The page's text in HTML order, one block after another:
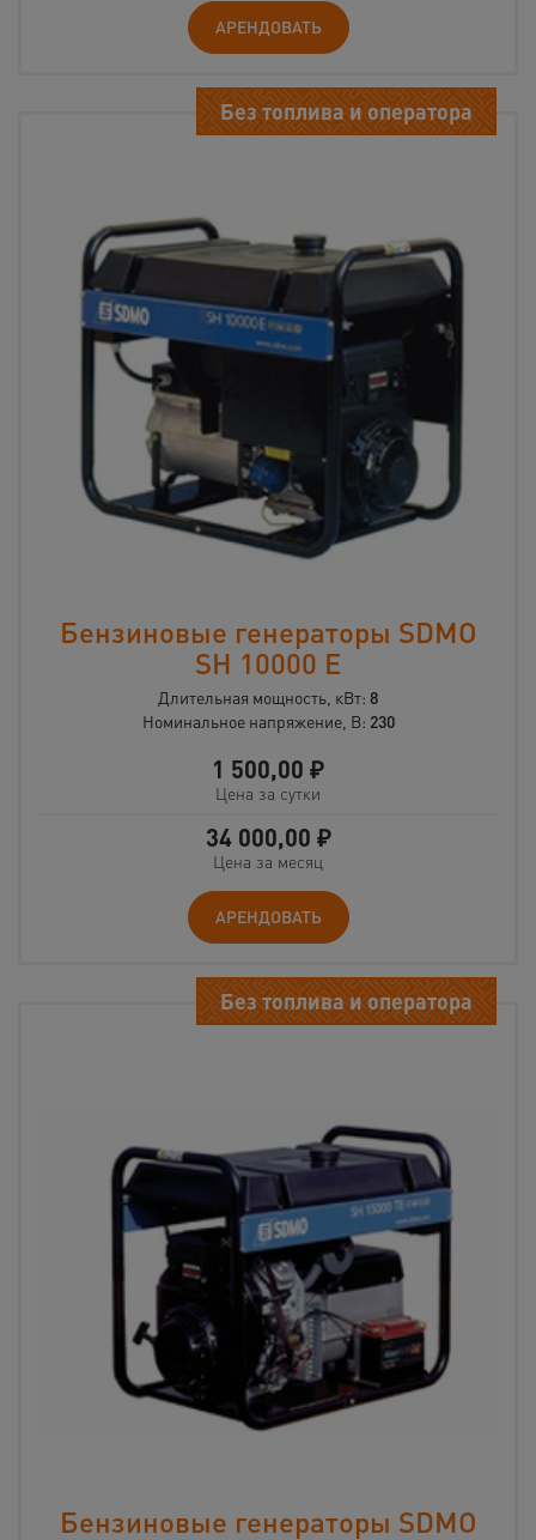
АРЕНДОВАТЬ
Без топлива и оператора
Бензиновые генераторы SDMO
SH 10000 Е
Длительная мощность, кВт: 8
Номинальное напряжение, В: 230
1 500,00 ₽
Цена за сутки
34 000,00 ₽
Цена за месяц
АРЕНДОВАТЬ
Без топлива и оператора
Бензиновые генераторы SDMO